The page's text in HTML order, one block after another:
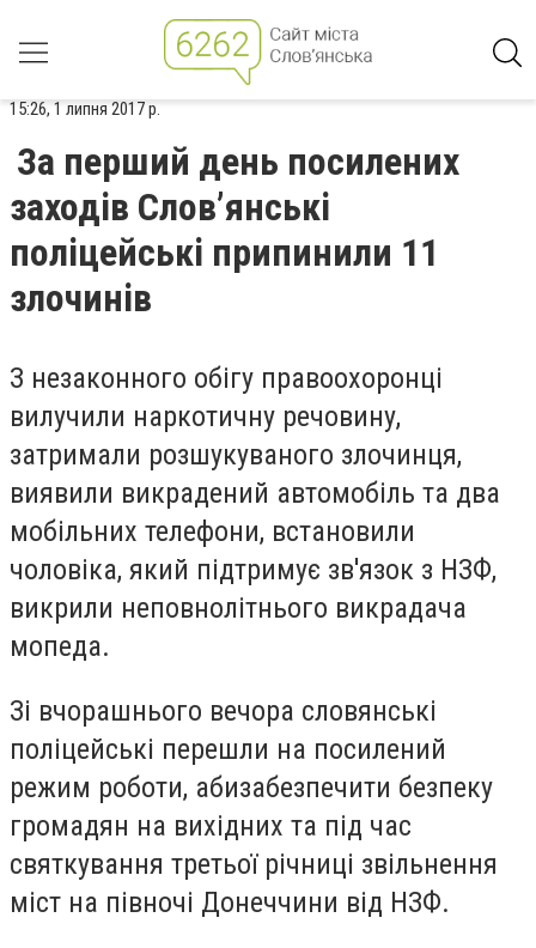
15:26, 1 липня 2017 р.
За перший день посилених
заходів Слов’янські
поліцейські припинили 11
злочинів
З незаконного обігу правоохоронці
вилучили наркотичну речовину,
затримали розшукуваного злочинця,
виявили викрадений автомобіль та два
мобільних телефони, встановили
чоловіка, який підтримує зв'язок з НЗФ,
викрили неповнолітнього викрадача
мопеда.
Зі вчорашнього вечора словянські
поліцейські перешли на посилений
режим роботи, абизабезпечити безпеку
громадян на вихідних та під час
святкування третьої річниці звільнення
міст на півночі Донеччини від НЗФ.